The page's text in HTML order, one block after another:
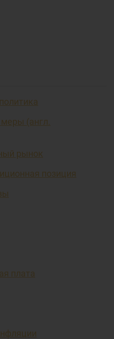
(англ.
рынок
позиция
плата